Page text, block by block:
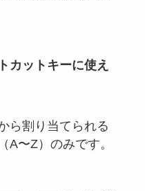
カットキーに使え
ら割り当てられる
A〜Z）のみです。